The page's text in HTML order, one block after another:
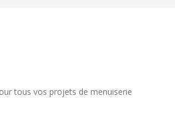
tous vos projets de menuiserie